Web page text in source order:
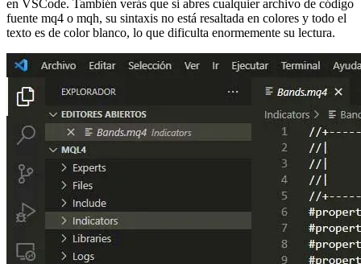
en VSCode. También verás que si abres cualquier archivo de código
fuente mq4 o mqh, su sintaxis no está resaltada en colores y todo el
texto es de color blanco, lo que dificulta enormemente su lectura.